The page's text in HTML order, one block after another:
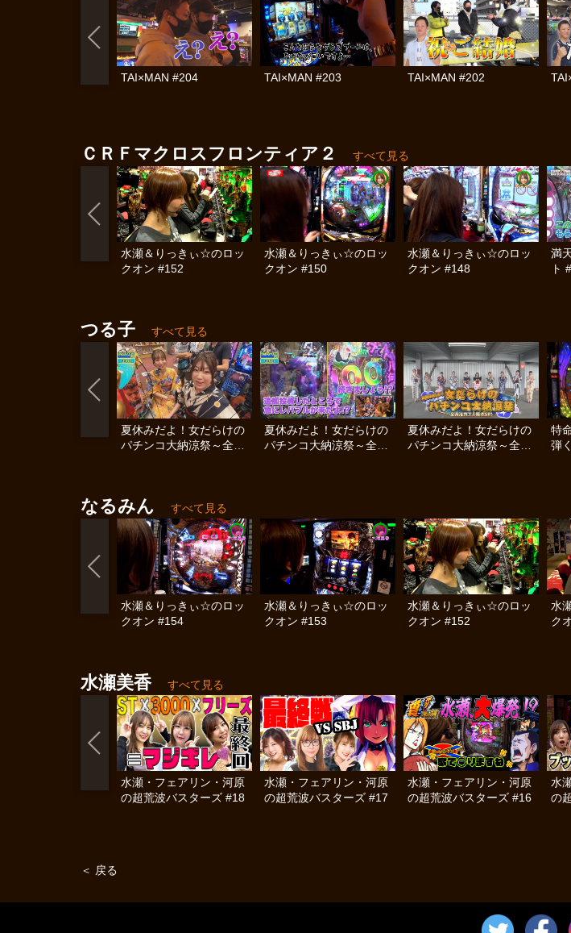
TAI×MAN #204 TAI×MAN #203 TAI×MAN #202
ＣＲＦマクロスフロンティア２ すべて見る
水瀬＆りっきぃ☆のロッ
クオン #152
水瀬＆りっきぃ☆のロッ
クオン #150
水瀬＆りっきぃ☆のロッ
クオン #148
満
ト
つる子 すべて見る
夏休みだよ！女だらけの
パチンコ大納涼祭～全員
夏休みだよ！女だらけの
パチンコ大納涼祭～全員
夏休みだよ！女だらけの
パチンコ大納涼祭～全員
特
弾
なるみん すべて見る
水瀬＆りっきぃ☆のロッ
クオン #154
水瀬＆りっきぃ☆のロッ
クオン #153
水瀬＆りっきぃ☆のロッ
クオン #152
水
ク
水瀬美香 すべて見る
水瀬・フェアリン・河原
の超荒波バスターズ #18
水瀬・フェアリン・河原
の超荒波バスターズ #17
水瀬・フェアリン・河原
の超荒波バスターズ #16
水
の
＜ 戻る